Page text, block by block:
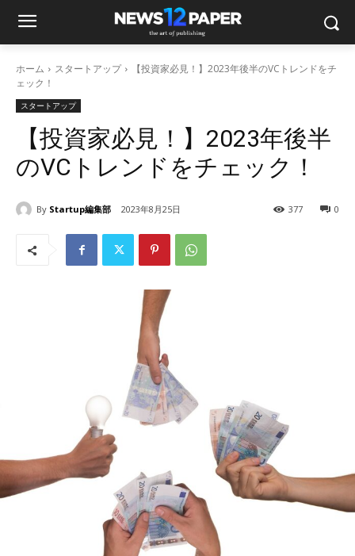
ホーム スタートアップ
【投資家必見！】2023年後半のVCトレンドをチ
ェック！
スタートアップ
【投資家必見！】2023年後半
のVCトレンドをチェック！
By Startup編集部 2023年8月25日 0
377